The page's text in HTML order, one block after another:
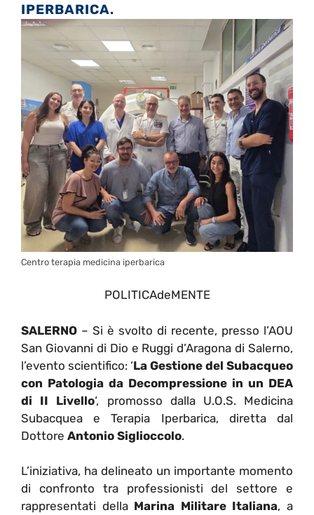
IPERBARICA.
Centro terapia medicina iperbarica
POLITICAdeMENTE
SALERNO – Si è svolto di recente, presso l’AOU
San Giovanni di Dio e Ruggi d’Aragona di Salerno,
l’evento scientifico: ‘La Gestione del Subacqueo
con Patologia da Decompressione in un DEA
di II Livello‘, promosso dalla U.O.S. Medicina
Subacquea e Terapia Iperbarica, diretta dal
Dottore Antonio Siglioccolo.
L’iniziativa, ha delineato un importante momento
di confronto tra professionisti del settore e
rappresentati della Marina Militare Italiana, a